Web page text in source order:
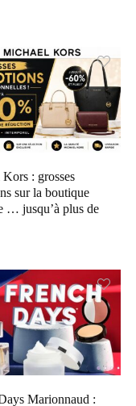
: grosses
sur la boutique
… jusqu’à plus de
Marionnaud :